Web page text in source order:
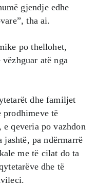
gjendje edhe
tha ai.
po thellohet,
atë nga
dhe familjet
prodhimeve të
qeveria po vazhdon
jashtë, pa ndërmarrë
me të cilat do ta
dhe të